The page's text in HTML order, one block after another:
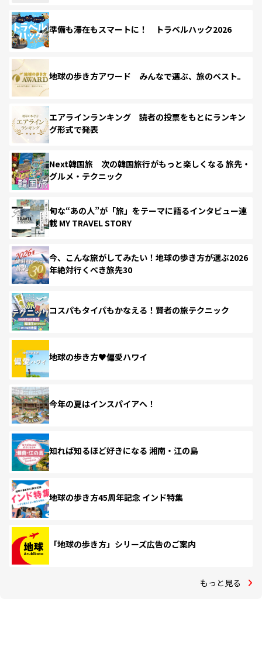
準備も滞在もスマートに！ トラベルハック2026
地球の歩き方アワード みんなで選ぶ、旅のベスト。
エアラインランキング 読者の投票をもとにランキン
グ形式で発表
Next韓国旅 次の韓国旅行がもっと楽しくなる 旅先・
グルメ・テクニック
旬な“あの人”が「旅」をテーマに語るインタビュー連
載 MY TRAVEL STORY
今、こんな旅がしてみたい！地球の歩き方が選ぶ2026
年絶対行くべき旅先30
コスパもタイパもかなえる！賢者の旅テクニック
地球の歩き方♥偏愛ハワイ
今年の夏はインスパイアへ！
知れば知るほど好きになる 湘南・江の島
地球の歩き方45周年記念 インド特集
「地球の歩き方」シリーズ広告のご案内
もっと見る